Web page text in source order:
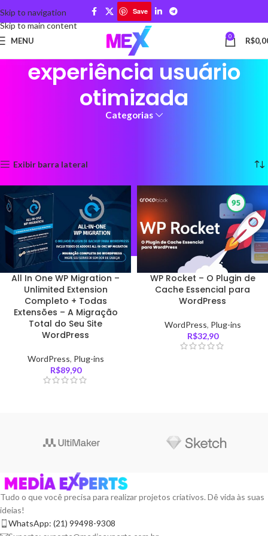
Skip to navigation
Skip to main content
Save
MENU 0 R$
experiência usuário
otimizada
Categorias
Exibir barra lateral
All In One WP Migration –
Unlimited Extension
Completo + Todas
Extensões – A Migração
Total do Seu Site
WordPress
WordPress, Plug-ins
R$89,90
WP Rocket – O Plugin de
Cache Essencial para
WordPress
WordPress, Plug-ins
R$32,90
Tudo o que você precisa para realizar projetos criativos. Dê vida às suas
ideias!
WhatsApp: (21) 99498-9308